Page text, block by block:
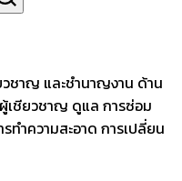
วชาญ และชำนาญงาน ด้าน
เชียวชาญ ดูแล การซ่อม
ทำความสะอาด การเปลี่ยน